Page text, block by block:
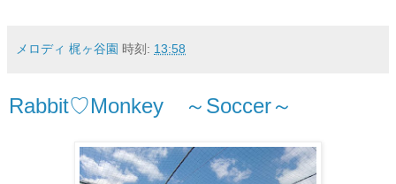
メロディ 梶ヶ谷園 時刻: 13:58
Rabbit♡Monkey ～Soccer～